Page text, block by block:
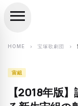
search
menu
HOME chevron_right 宝塚歌劇団 chevron_right
宙組
【2018年版